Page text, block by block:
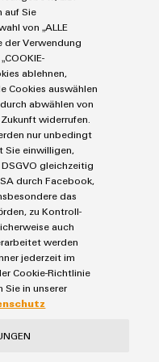
auf Sie
von „ALLE
der Verwendung
ablehnen,
Cookies auswählen
abwählen von
widerrufen.
nur unbedingt
Sie einwilligen,
gleichzeitig
durch Facebook,
das
zu Kontroll-
auch
werden
jederzeit im
Cookie-Richtlinie
Sie in unserer